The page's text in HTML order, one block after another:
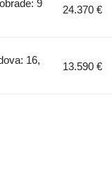
9
24.370 €
16,
13.590 €